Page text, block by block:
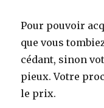
Pour pouvoir
que vous
cédant, sinon
pieux. Votre
le prix.